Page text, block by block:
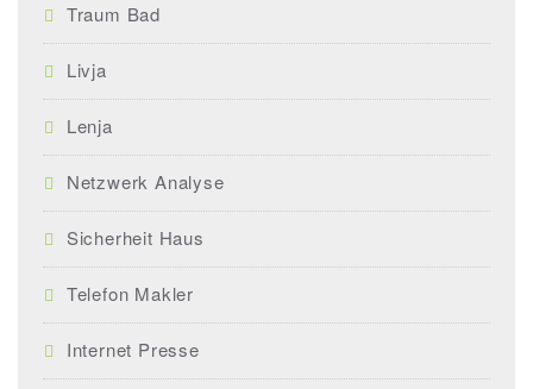
Traum Bad
Livja
Lenja
Netzwerk Analyse
Sicherheit Haus
Telefon Makler
Internet Presse